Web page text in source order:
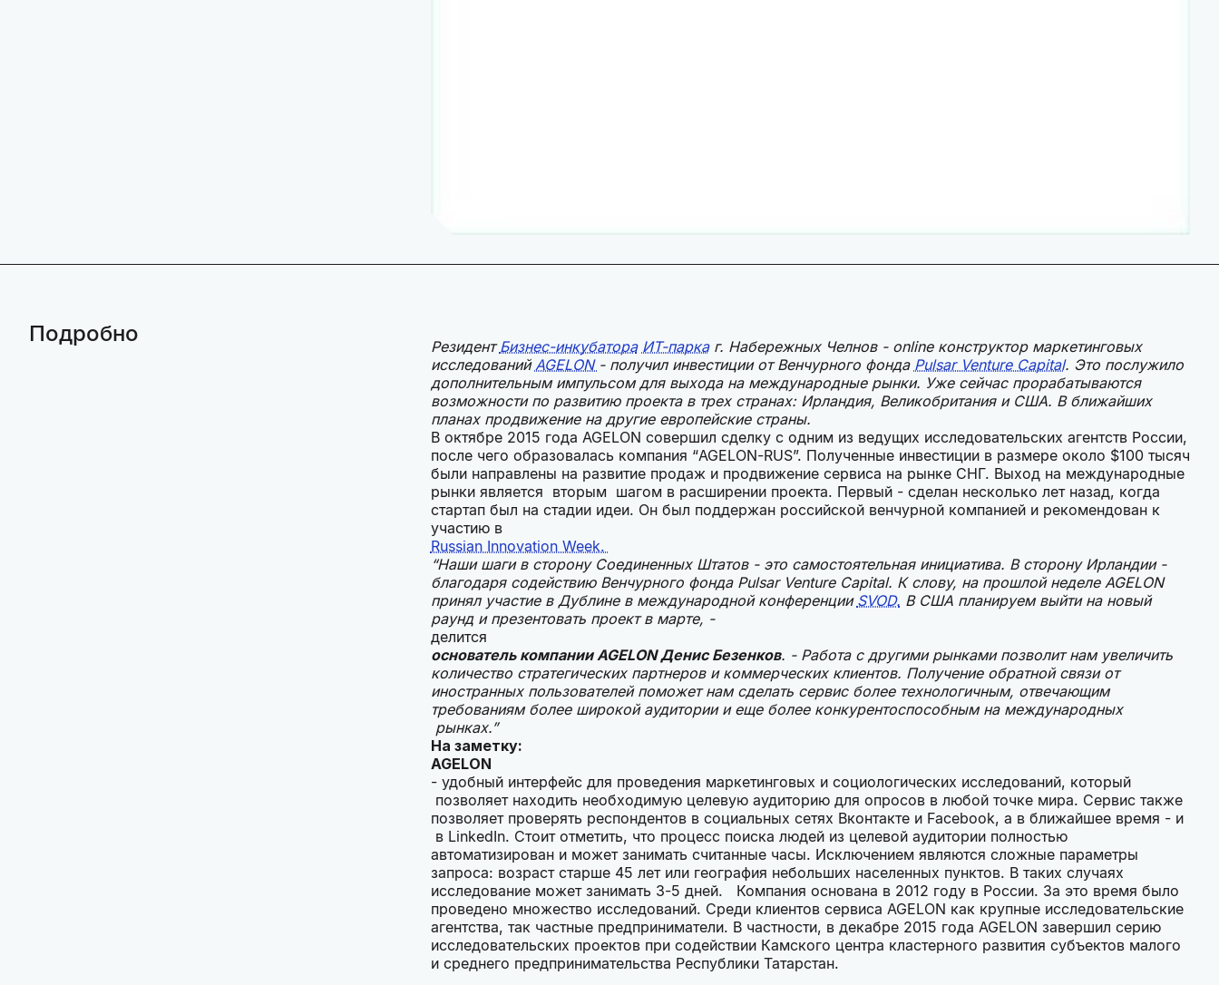
Подробно РезидентБизнес-инкубатора ИТ-паркаг. Набережных Челнов - online конструктор маркетинговых
исследованийAGELON - получил инвестиции от Венчурного фонда Pulsar Venture Capital. Это послужило
дополнительным импульсом для выхода на международные рынки. Уже сейчас прорабатываются
возможности по развитию проекта в трех странах: Ирландия, Великобритания и США. В ближайших
планах продвижение на другие европейские страны.
В октябре 2015 года AGELON совершил сделку с одним из ведущих исследовательских агентств России,
после чего образовалась компания “AGELON-RUS”. Полученные инвестиции в размере около $100 тысяч
были направлены на развитие продаж и продвижение сервиса на рынке СНГ. Выход на международные
рынки является вторым шагом в расширении проекта. Первый - сделан несколько лет назад, когда
стартап был на стадии идеи. Он был поддержан российской венчурной компанией и рекомендован к
участию в
Russian Innovation Week.
“Наши шаги в сторону Соединенных Штатов - это самостоятельная инициатива. В сторону Ирландии -
благодаря содействию Венчурного фонда Pulsar Venture Capital. К слову, на прошлой неделе AGELON
принял участие в Дублине в международной конференции SVOD. В США планируем выйти на новый
раунд и презентовать проект в марте, -
делится
основатель компании AGELON Денис Безенков. - Работа с другими рынками позволит нам увеличить
количество стратегических партнеров и коммерческих клиентов. Получение обратной связи от
иностранных пользователей поможет нам сделать сервис более технологичным, отвечающим
требованиям более широкой аудитории и еще более конкурентоспособным на международных
рынках.”
На заметку:
AGELON
- удобный интерфейс для проведения маркетинговых и социологических исследований, который
позволяет находить необходимую целевую аудиторию для опросов в любой точке мира. Сервис также
позволяет проверять респондентов в социальных сетях Вконтакте и Facebook, а в ближайшее время - и
в LinkedIn. Стоит отметить, что процесс поиска людей из целевой аудитории полностью
автоматизирован и может занимать считанные часы. Исключением являются сложные параметры
запроса: возраст старше 45 лет или география небольших населенных пунктов. В таких случаях
исследование может занимать 3-5 дней. Компания основана в 2012 году в России. За это время было
проведено множество исследований. Среди клиентов сервиса AGELON как крупные исследовательские
агентства, так частные предприниматели. В частности, в декабре 2015 года AGELON завершил серию
исследовательских проектов при содействии Камского центра кластерного развития субъектов малого
и среднего предпринимательства Республики Татарстан.